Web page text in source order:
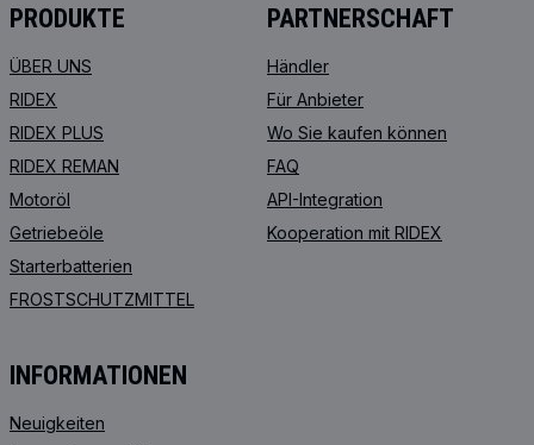
PRODUKTE
ÜBER UNS
RIDEX
RIDEX PLUS
RIDEX REMAN
Motoröl
Getriebeöle
Starterbatterien
FROSTSCHUTZMITTEL
PARTNERSCHAFT
Händler
Für Anbieter
Wo Sie kaufen können
FAQ
API-Integration
Kooperation mit RIDEX
INFORMATIONEN
Neuigkeiten